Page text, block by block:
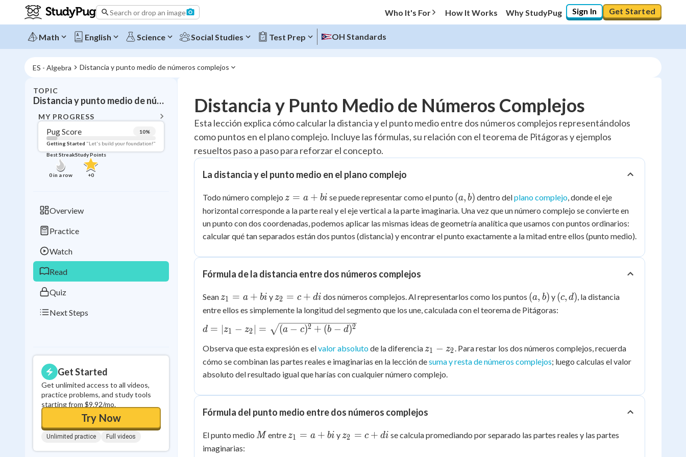
Search or drop an image Who It's For How It Works Why StudyPug Sign In Get Started
Math English Science Social Studies Test Prep OH Standards
ES - Algebra Distancia y punto medio de números complejos
TOPIC
Distancia y punto medio de números complejos
MY PROGRESS
Pug Score 10%
Getting Started "Let's build your foundation!"
Best Streak
0in a row
Study Points
+0
Overview
Practice
Watch
Read
Quiz
Next Steps
Get Started
Get unlimited access to all videos,
practice problems, and study tools
starting from $9.92/mo.
Try Now
Unlimited practice Full videos
Topic Progress
Pug Score 10%
Getting Started
Videos Watched 0/2
Read Reviewed
Best Streak
in a row
Study Points
Distancia y Punto Medio de Números Complejos
Esta lección explica cómo calcular la distancia y el punto medio entre dos números complejos representándolos
como puntos en el plano complejo. Incluye las fórmulas, su relación con el teorema de Pitágoras y ejemplos
resueltos paso a paso para reforzar el concepto.
La distancia y el punto medio en el plano complejo
Todo número complejo z
=
a
+
z = a + bi se puede representar como el punto (a,
b)
(a, b) dentro delplano complejo, donde el eje
horizontal corresponde a la parte real y el eje vertical a la parte imaginaria. Una vez que un número complejo se convierte en
un punto con dos coordenadas, podemos aplicar las mismas ideas de geometría analítica que usamos con puntos ordinarios:
calcular qué tan separados están dos puntos (distancia) y encontrar el punto exactamente a la mitad entre ellos (punto medio).
Fórmula de la distancia entre dos números complejos
Sean z_1
=
+
z1 = a + bi y z_2
= c
di
z2 = c + di dos números complejos. Al representarlos como los puntos (a,
b)
(a, b) y (c,
d)
(c, d), la distancia
entre ellos es simplemente la longitud del segmento que los une, calculada con el teorema de Pitágoras:
d = |z_1
\sqrt{(a-
c)^2 +
(b-d)^2}
d = z1 − z2 = (a − c)2 + (b − d)2
Observa que esta expresión es elvalor absolutode la diferencia z_1
-
z_2
z1 − z2. Para restar los dos números complejos, recuerda
cómo se combinan las partes reales e imaginarias en la lección desuma y resta de números complejos; luego calculas el valor
absoluto del resultado igual que harías con cualquier número complejo.
Fórmula del punto medio entre dos números complejos
El punto medio M
M entre z_1
z1 = a + bi y z_2
z2 = c + di se calcula promediando por separado las partes reales y las partes
imaginarias: